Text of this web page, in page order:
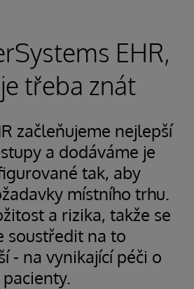
EHR,
třeba znát
začleňujeme nejlepší
a dodáváme je
tak, aby
místního trhu.
a rizika, takže se
soustředit na to
- na vynikající péči o
pacienty.